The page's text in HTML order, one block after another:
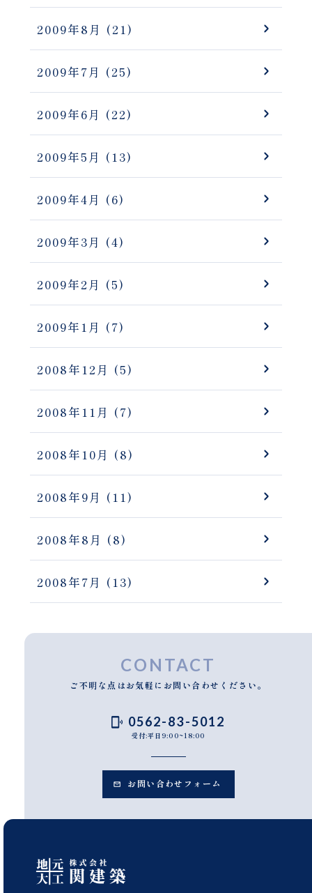
2009年8月 (21)
2009年7月 (25)
2009年6月 (22)
2009年5月 (13)
2009年4月 (6)
2009年3月 (4)
2009年2月 (5)
2009年1月 (7)
2008年12月 (5)
2008年11月 (7)
2008年10月 (8)
2008年9月 (11)
2008年8月 (8)
2008年7月 (13)
CONTACT
ご不明な点はお気軽にお問い合わせください。
0562-83-5012
受付:平日9:00~18:00
お問い合わせフォーム